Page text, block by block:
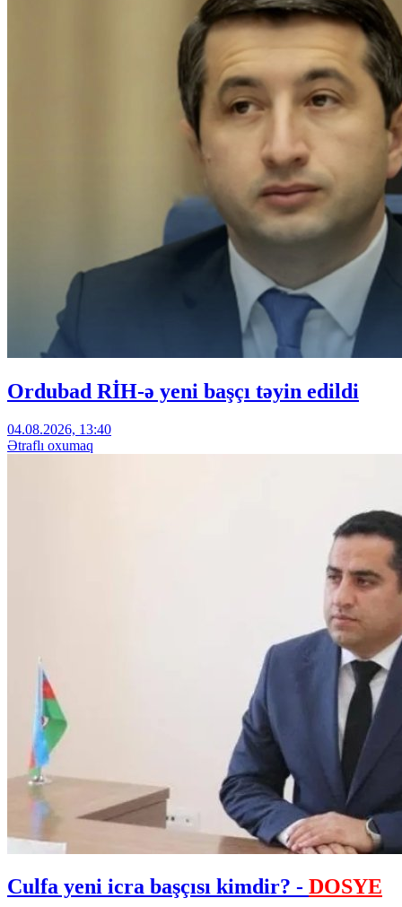
Ordubad RİH-ə yeni başçı təyin edildi
04.08.2026, 13:40
Ətraflı oxumaq
Culfa yeni icra başçısı kimdir? - DOSYE